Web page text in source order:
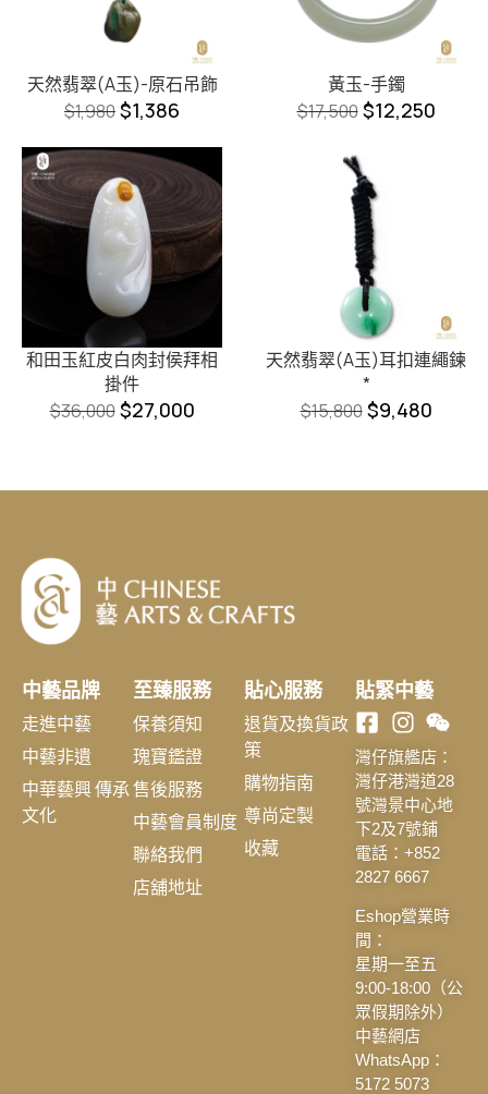
天然翡翠(A玉)-原石吊飾
$1,980$1,386
黃玉-手鐲
$17,500 $12,250
和田玉紅皮白肉封侯拜相
掛件
$36,000 $27,000
天然翡翠(A玉)耳扣連繩鍊
*
$15,800 $9,480
中藝品牌
走進中藝
中藝非遺
中華藝興 傳承
文化
至臻服務
保養須知
瑰寶鑑證
售後服務
中藝會員制度
聯絡我們
店舖地址
貼心服務
退貨及換貨政
策
購物指南
尊尚定製
收藏
貼緊中藝
灣仔旗艦店：
灣仔港灣道28
號灣景中心地
下2及7號鋪
電話：+852
2827 6667
Eshop營業時
間：
星期一至五
9:00-18:00（公
眾假期除外）
中藝網店
WhatsApp：
5172 5073